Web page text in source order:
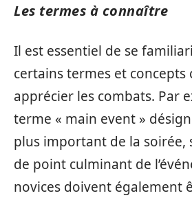
Les termes à connaître
Il est essentiel de se
certains termes et concepts
apprécier les combats. Par
terme « main event »
plus important de la soirée,
de point culminant de
novices doivent également